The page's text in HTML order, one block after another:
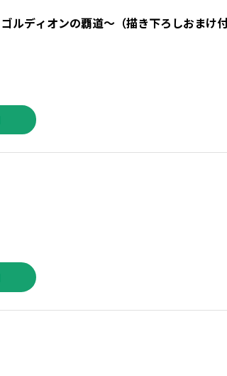
ルディオンの覇道～（描き下ろしおまけ